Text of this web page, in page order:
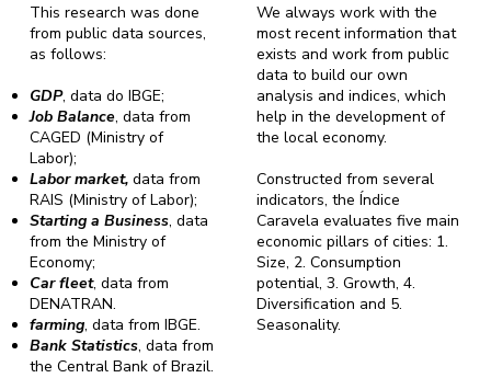
We always work with the
most recent information that
exists and work from public
data to build our own
analysis and indices, which
help in the development of
the local economy.
Constructed from several
indicators, the Índice
Caravela evaluates five main
economic pillars of cities: 1.
Size, 2. Consumption
potential, 3. Growth, 4.
Diversification and 5.
Seasonality.
This research was done
from public data sources,
as follows:
GDP, data do IBGE;
Job Balance, data from
CAGED (Ministry of
Labor);
Labor market,data from
RAIS (Ministry of Labor);
Starting a Business, data
from the Ministry of
Economy;
Car fleet, data from
DENATRAN.
farming, data from IBGE.
Bank Statistics, data from
the Central Bank of Brazil.